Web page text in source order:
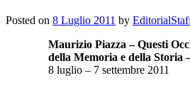
Posted on 8 Luglio 2011 by
Maurizio Piazza – Questi
della Memoria e della Storia
8 luglio – 7 settembre 2011